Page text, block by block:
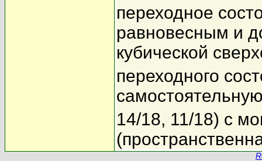
переходное
равновесным и
кубической
переходного
14/18, 11/18) с